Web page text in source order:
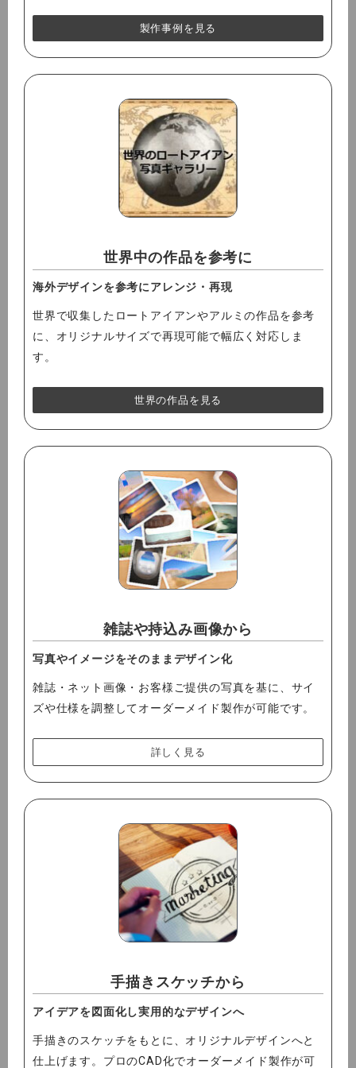
製作事例を見る
世界中の作品を参考に
海外デザインを参考にアレンジ・再現
世界で収集したロートアイアンやアルミの作品を参考
に、オリジナルサイズで再現可能で幅広く対応しま
す。
世界の作品を見る
雑誌や持込み画像から
写真やイメージをそのままデザイン化
雑誌・ネット画像・お客様ご提供の写真を基に、サイ
ズや仕様を調整してオーダーメイド製作が可能です。
詳しく見る
手描きスケッチから
アイデアを図面化し実用的なデザインへ
手描きのスケッチをもとに、オリジナルデザインへと
仕上げます。プロのCAD化でオーダーメイド製作が可